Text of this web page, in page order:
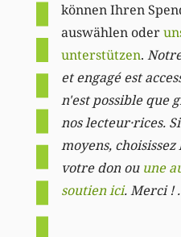
können Ihren
auswählen oder
unterstützen.
et engagé est
n'est possible que
nos lecteur·rices.
moyens,
votre don ou une
soutien ici. Merci ! .